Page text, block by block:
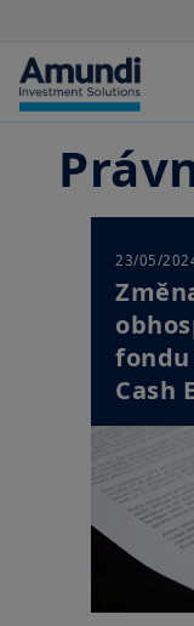
Přejít k hlavnímu
23/05/
fondu
Cash